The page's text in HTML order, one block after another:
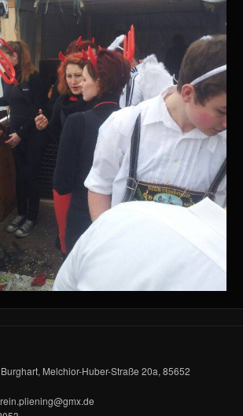
Melchior-Huber-Straße 20a, 85652